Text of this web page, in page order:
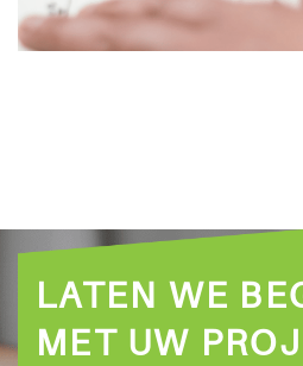
LATEN WE
MET UW